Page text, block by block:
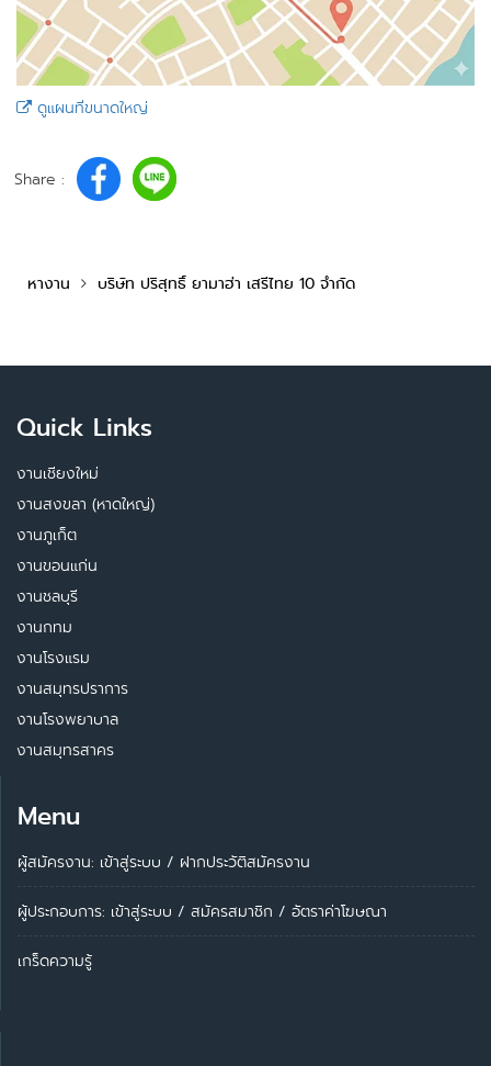
ดูแผนที่ขนาดใหญ่
Share :
หางาน บริษัท ปริสุทธิ์ ยามาฮ่า เสรีไทย 10 จำกัด
Quick Links
งานเชียงใหม่
งานสงขลา (หาดใหญ่)
งานภูเก็ต
งานขอนแก่น
งานชลบุรี
งานกทม
งานโรงแรม
งานสมุทรปราการ
งานโรงพยาบาล
งานสมุทรสาคร
Menu
ผู้สมัครงาน: เข้าสู่ระบบ / ฝากประวัติสมัครงาน
ผู้ประกอบการ: เข้าสู่ระบบ / สมัครสมาชิก / อัตราค่าโฆษณา
เกร็ดความรู้